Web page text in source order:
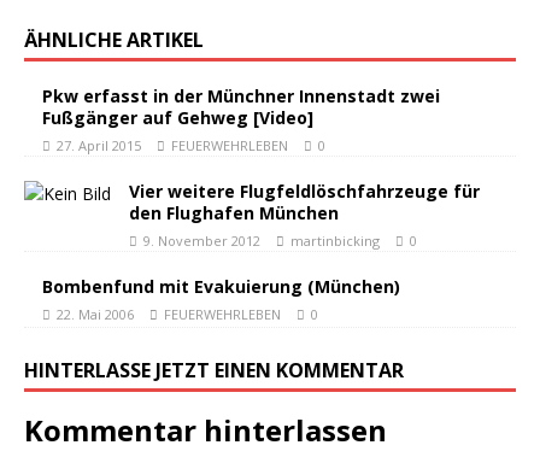
ÄHNLICHE ARTIKEL
Pkw erfasst in der Münchner Innenstadt zwei
Fußgänger auf Gehweg [Video]
27. April 2015 FEUERWEHRLEBEN 0
Vier weitere Flugfeldlöschfahrzeuge für
den Flughafen München
9. November 2012 martinbicking 0
Bombenfund mit Evakuierung (München)
22. Mai 2006 FEUERWEHRLEBEN 0
HINTERLASSE JETZT EINEN KOMMENTAR
Kommentar hinterlassen